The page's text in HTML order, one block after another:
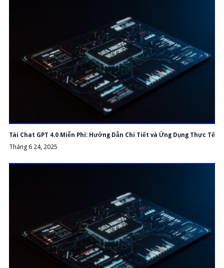
Tài Chat GPT 4.0 Miễn Phí: Hướng Dẫn Chi Tiết và Ứng Dụng Thực Tế
Tháng 6 24, 2025